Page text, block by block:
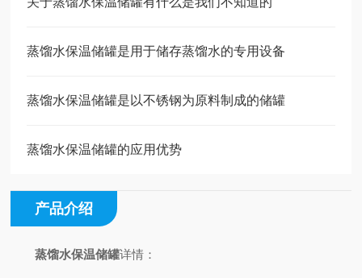
蒸馏水保温储罐是用于储存蒸馏水的专用设备
蒸馏水保温储罐是以不锈钢为原料制成的储罐
蒸馏水保温储罐的应用优势
产品介绍
蒸馏水保温储罐详情：